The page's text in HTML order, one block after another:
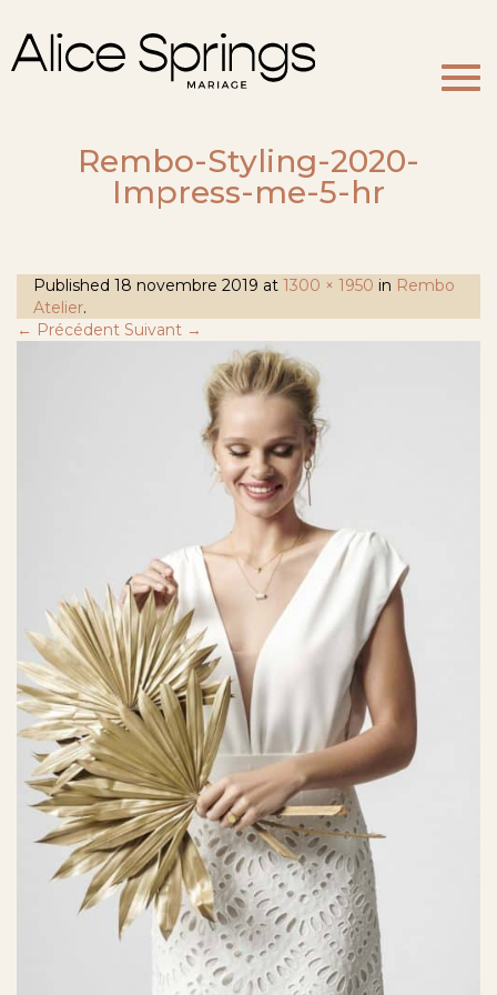
Rembo-Styling-2020-
Impress-me-5-hr
Published 18 novembre 2019 at 1300 × 1950 in Rembo
Atelier.
← Précédent Suivant →